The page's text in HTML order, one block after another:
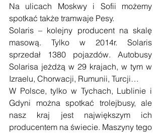
Na ulicach Moskwy i Sofii możemy
spotkać także tramwaje Pesy.
Solaris – kolejny producent na skalę
masową. Tylko w 2014r. Solaris
sprzedał 1380 pojazdów. Autobusy
Solarisa jeżdżą w 29 krajach, w tym w
Izraelu, Chorwacji, Rumunii, Turcji…
W Polsce, tylko w Tychach, Lublinie i
Gdyni można spotkać trolejbusy, ale
nasz kraj jest największym ich
producentem na świecie. Maszyny tego